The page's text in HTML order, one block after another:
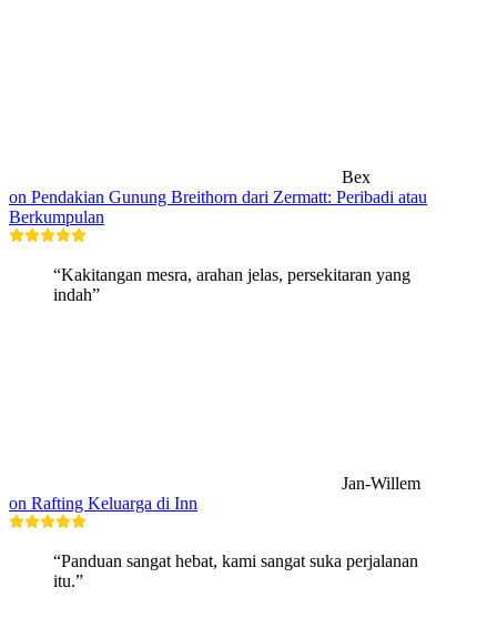
Bex
on Pendakian Gunung Breithorn dari Zermatt: Peribadi atau
Berkumpulan
“Kakitangan mesra, arahan jelas, persekitaran yang
indah”
Jan-Willem
on Rafting Keluarga di Inn
“Panduan sangat hebat, kami sangat suka perjalanan
itu.”